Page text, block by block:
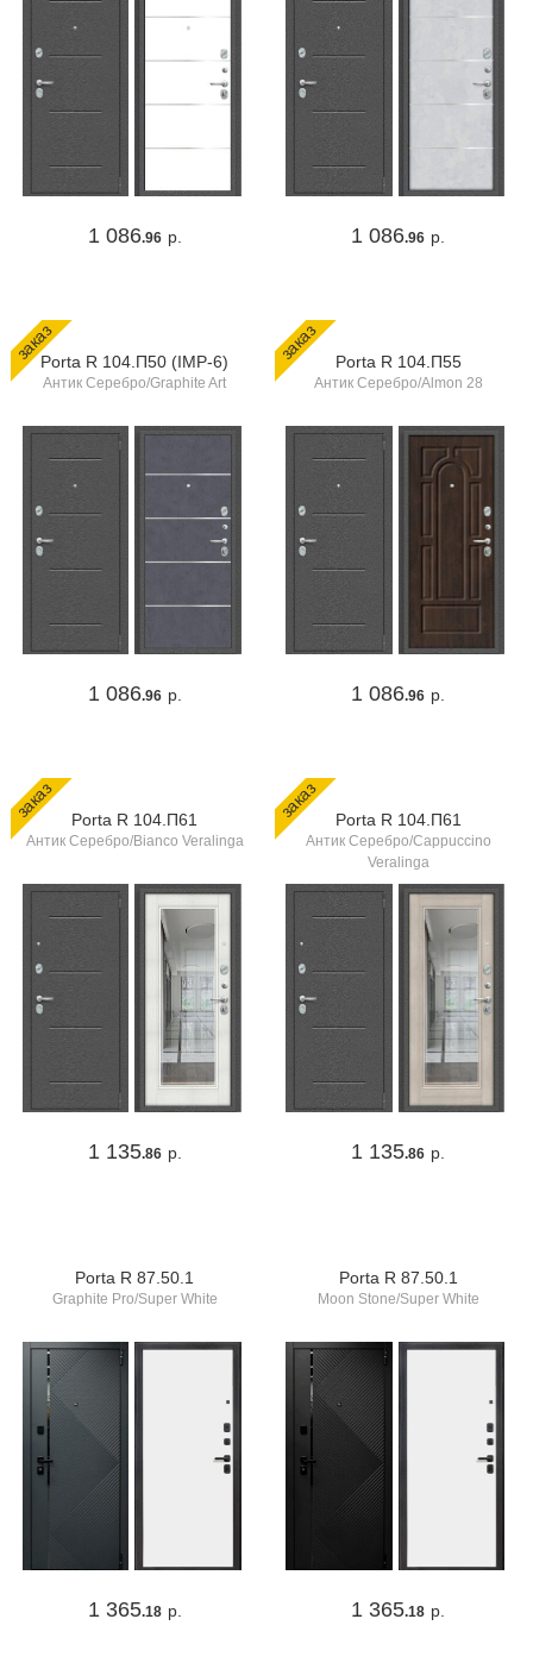
1 086.96 р. 1 086.96 р.
заказPorta R 104.П50 (IMP-6)
Антик Серебро/Graphite Art
1 086.96 р.
заказ Porta R 104.П55
Антик Серебро/Almon 28
1 086.96 р.
заказ Porta R 104.П61
Антик Серебро/Bianco Veralinga
1 135.86 р.
заказ Porta R 104.П61
Антик Серебро/Cappuccino
Veralinga
1 135.86 р.
Porta R 87.50.1
Graphite Pro/Super White
1 365.18 р.
Porta R 87.50.1
Moon Stone/Super White
1 365.18 р.